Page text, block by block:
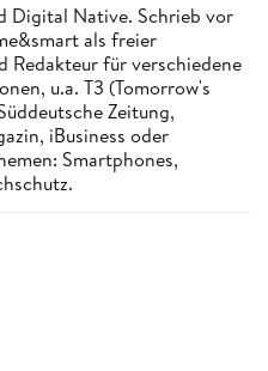
Digital Native. Schrieb vor
als freier
Redakteur für verschiedene
u.a. T3 (Tomorrow's
Zeitung,
iBusiness oder
Smartphones,